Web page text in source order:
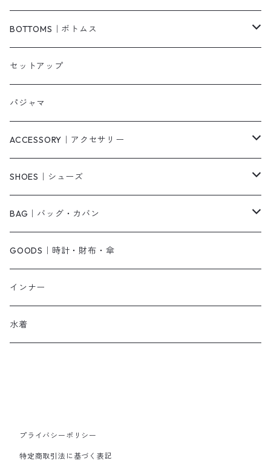
ベスト/チョッキ
タンクトップ/キャミソール
スウェット/パーカー
ニット/セーター
ベアトップ・チューブトップ
その他
コート
カーディガン
ダウンコート
その他
柄
無地
ニットワンピース
ロングワンピース
シャツワンピース
キャミワンピース
オールインワン・サロペット
ジャンパースカート
その他
BOTTOMS｜ボトムス
パンツ・デニム
ショートパンツ
スカート
その他
セットアップ
パジャマ
ACCESSORY｜アクセサリー
ピアス・リング
ネックレス
ベルト
ブレスレット
帽子
ストール・マフラー
SHOES｜シューズ
パンプス
サンダル
ショートブーツ・ブーティ
ロングブーツ
その他
BAG｜バッグ・カバン
ショルダーバッグ
ハンドバッグ
リュック
その他
GOODS｜時計・財布・傘
インナー
水着
プライバシーポリシー
特定商取引法に基づく表記